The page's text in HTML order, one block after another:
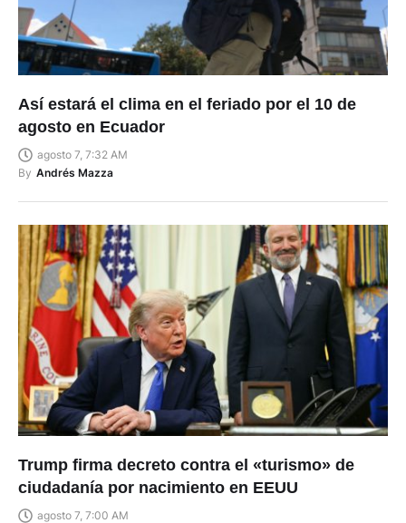
Así estará el clima en el feriado por el 10 de
agosto en Ecuador
agosto 7, 7:32 AM
By Andrés Mazza
Trump firma decreto contra el «turismo» de
ciudadanía por nacimiento en EEUU
agosto 7, 7:00 AM